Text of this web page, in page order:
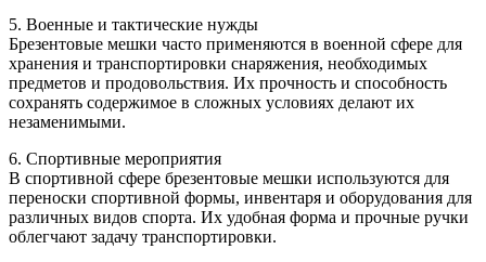
5. Военные и тактические нужды
Брезентовые мешки часто применяются в военной сфере для
хранения и транспортировки снаряжения, необходимых
предметов и продовольствия. Их прочность и способность
сохранять содержимое в сложных условиях делают их
незаменимыми.
6. Спортивные мероприятия
В спортивной сфере брезентовые мешки используются для
переноски спортивной формы, инвентаря и оборудования для
различных видов спорта. Их удобная форма и прочные ручки
облегчают задачу транспортировки.